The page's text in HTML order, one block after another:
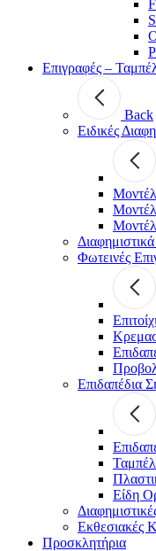
Επιγραφές –
Back
Ειδικές
Φωτεινές
Επιδαπέδια
Είδη
Εκθεσιακές
Προσκλητήρια